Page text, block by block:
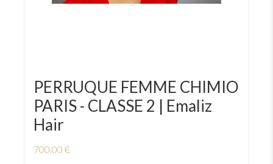
PERRUQUE FEMME CHIMIO
PARIS - CLASSE 2 | Emaliz
Hair
700,00 €